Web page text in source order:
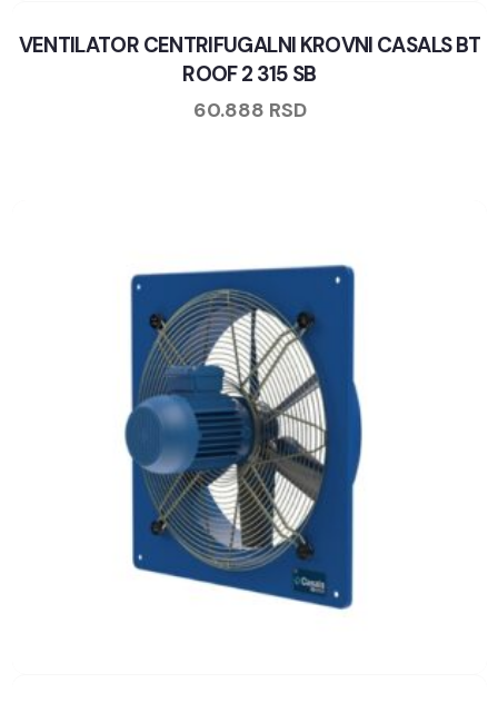
VENTILATOR CENTRIFUGALNI KROVNI CASALS BT
ROOF 2 315 SB
60.888 RSD